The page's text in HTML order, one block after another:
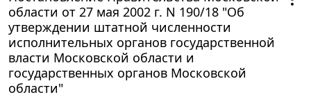
области от 27 мая 2002 г. N 190/18 "Об
утверждении штатной численности
исполнительных органов государственной
власти Московской области и
государственных органов Московской
области"